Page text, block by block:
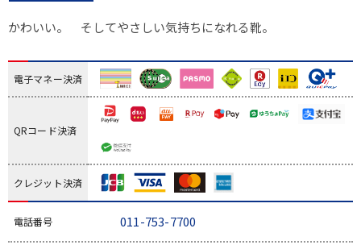
かわいい。 そしてやさしい気持ちになれる靴。
電子マネー決済
QRコード決済
クレジット決済
電話番号 011-753-7700